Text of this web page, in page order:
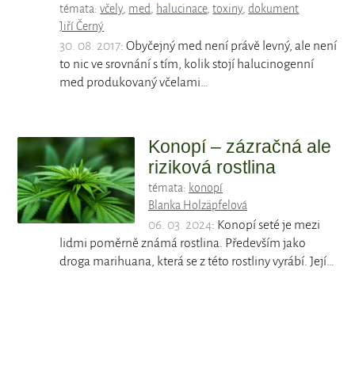
témata:včely, med, halucinace,toxiny,dokument
Jiří Černý
30. 08. 2017: Obyčejný med není právě levný, ale není
to nic ve srovnání s tím, kolik stojí halucinogenní
med produkovaný včelami…
Konopí – zázračná ale
riziková rostlina
témata: konopí
Blanka Holzäpfelová
06. 03. 2024: Konopí seté je mezi
lidmi poměrně známá rostlina. Především jako
droga marihuana, která se z této rostliny vyrábí. Její…